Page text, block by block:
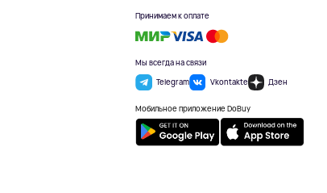
Принимаем к оплате
Мы всегда на связи
Telegram
Vkontakte Дзен
Мобильное приложение DoBuy